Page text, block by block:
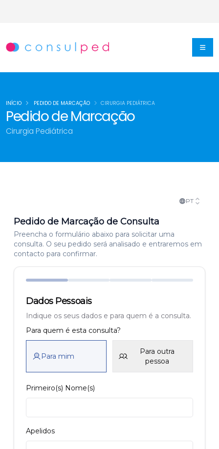
Pedido de Marcação
Cirurgia Pediátrica
INÍCIO PEDIDO DE MARCAÇÃO CIRURGIA PEDIÁTRICA